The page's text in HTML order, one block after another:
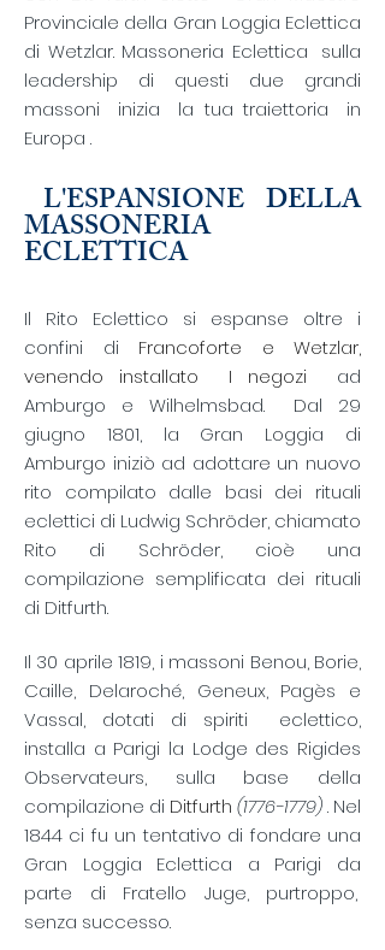
Provinciale della Gran Loggia Eclettica
di Wetzlar. Massoneria Eclettica
sulla
leadership di questi due grandi
massoni
inizia la tua traiettoria
in
Europa .
L'ESPANSIONE DELLA
MASSONERIA
ECLETTICA​
Il Rito Eclettico si espanse oltre i
confini di
Francoforte e Wetzlar,
venendo
installato I negozi
ad
Amburgo e Wilhelmsbad.
Dal 29
giugno 1801, la Gran Loggia di
Amburgo iniziò ad adottare un nuovo
rito compilato dalle basi dei rituali
eclettici di Ludwig Schröder, chiamato
Rito di Schröder, cioè una
compilazione semplificata dei rituali
di Ditfurth.
Il 30 aprile 1819, i massoni Benou, Borie,
Caille, Delaroché, Geneux, Pagès e
Vassal, dotati di
spiriti
eclettico,
installa a Parigi la Lodge des Rigides
Observateurs, sulla base della
compilazione di Ditfurth (1776-1779). Nel
1844 ci fu un tentativo di fondare una
Gran Loggia Eclettica a Parigi da
parte di Fratello Juge, purtroppo,
senza successo.